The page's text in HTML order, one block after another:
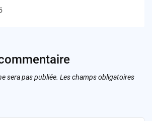
sera pas publiée. Les champs obligatoires